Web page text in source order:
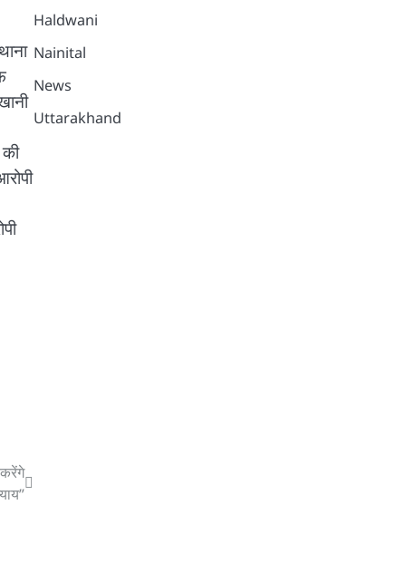
करेंगे
Haldwani
Nainital
News
Uttarakhand